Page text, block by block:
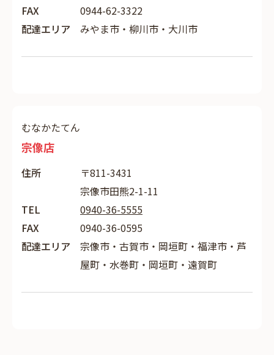
FAX
0944-62-3322
配達エリア
みやま市・柳川市・大川市
むなかたてん
宗像店
住所
〒811-3431
宗像市田熊2-1-11
TEL
0940-36-5555
FAX
0940-36-0595
配達エリア
宗像市・古賀市・岡垣町・福津市・芦
屋町・水巻町・岡垣町・遠賀町